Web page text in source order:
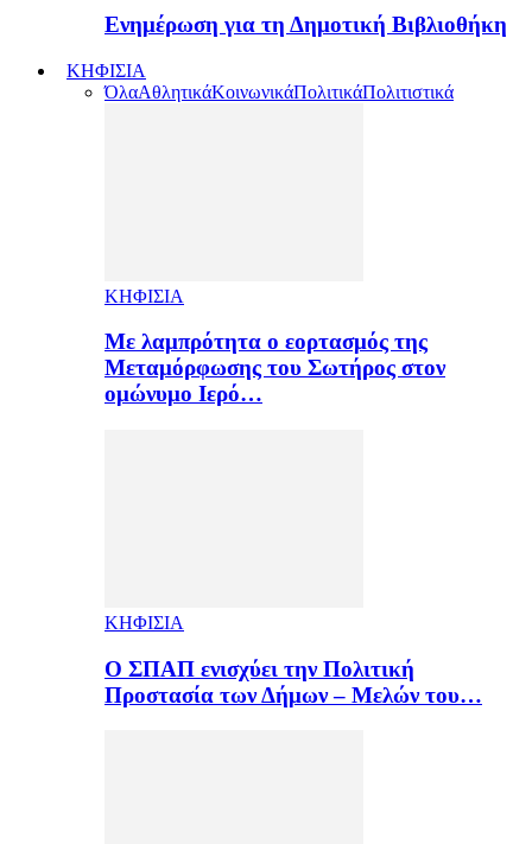
Ενημέρωση για τη Δημοτική Βιβλιοθήκη
ΚΗΦΙΣΙΑ
ΌλαΑθλητικάΚοινωνικάΠολιτικάΠολιτιστικά
ΚΗΦΙΣΙΑ
Με λαμπρότητα ο εορτασμός της
Μεταμόρφωσης του Σωτήρος στον
ομώνυμο Ιερό…
ΚΗΦΙΣΙΑ
Ο ΣΠΑΠ ενισχύει την Πολιτική
Προστασία των Δήμων – Μελών του…